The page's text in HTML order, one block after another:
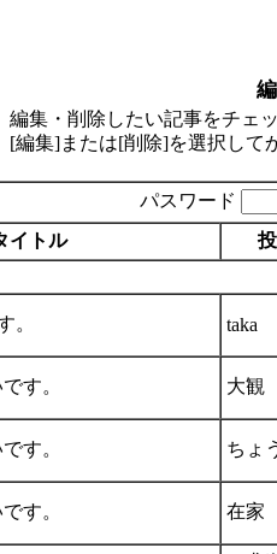
編集・削除したい記事をチェ
[編集]または[削除]を選択して
パスワード
イトル
。 taka
す。 大観
す。 ちょ
す。 在家